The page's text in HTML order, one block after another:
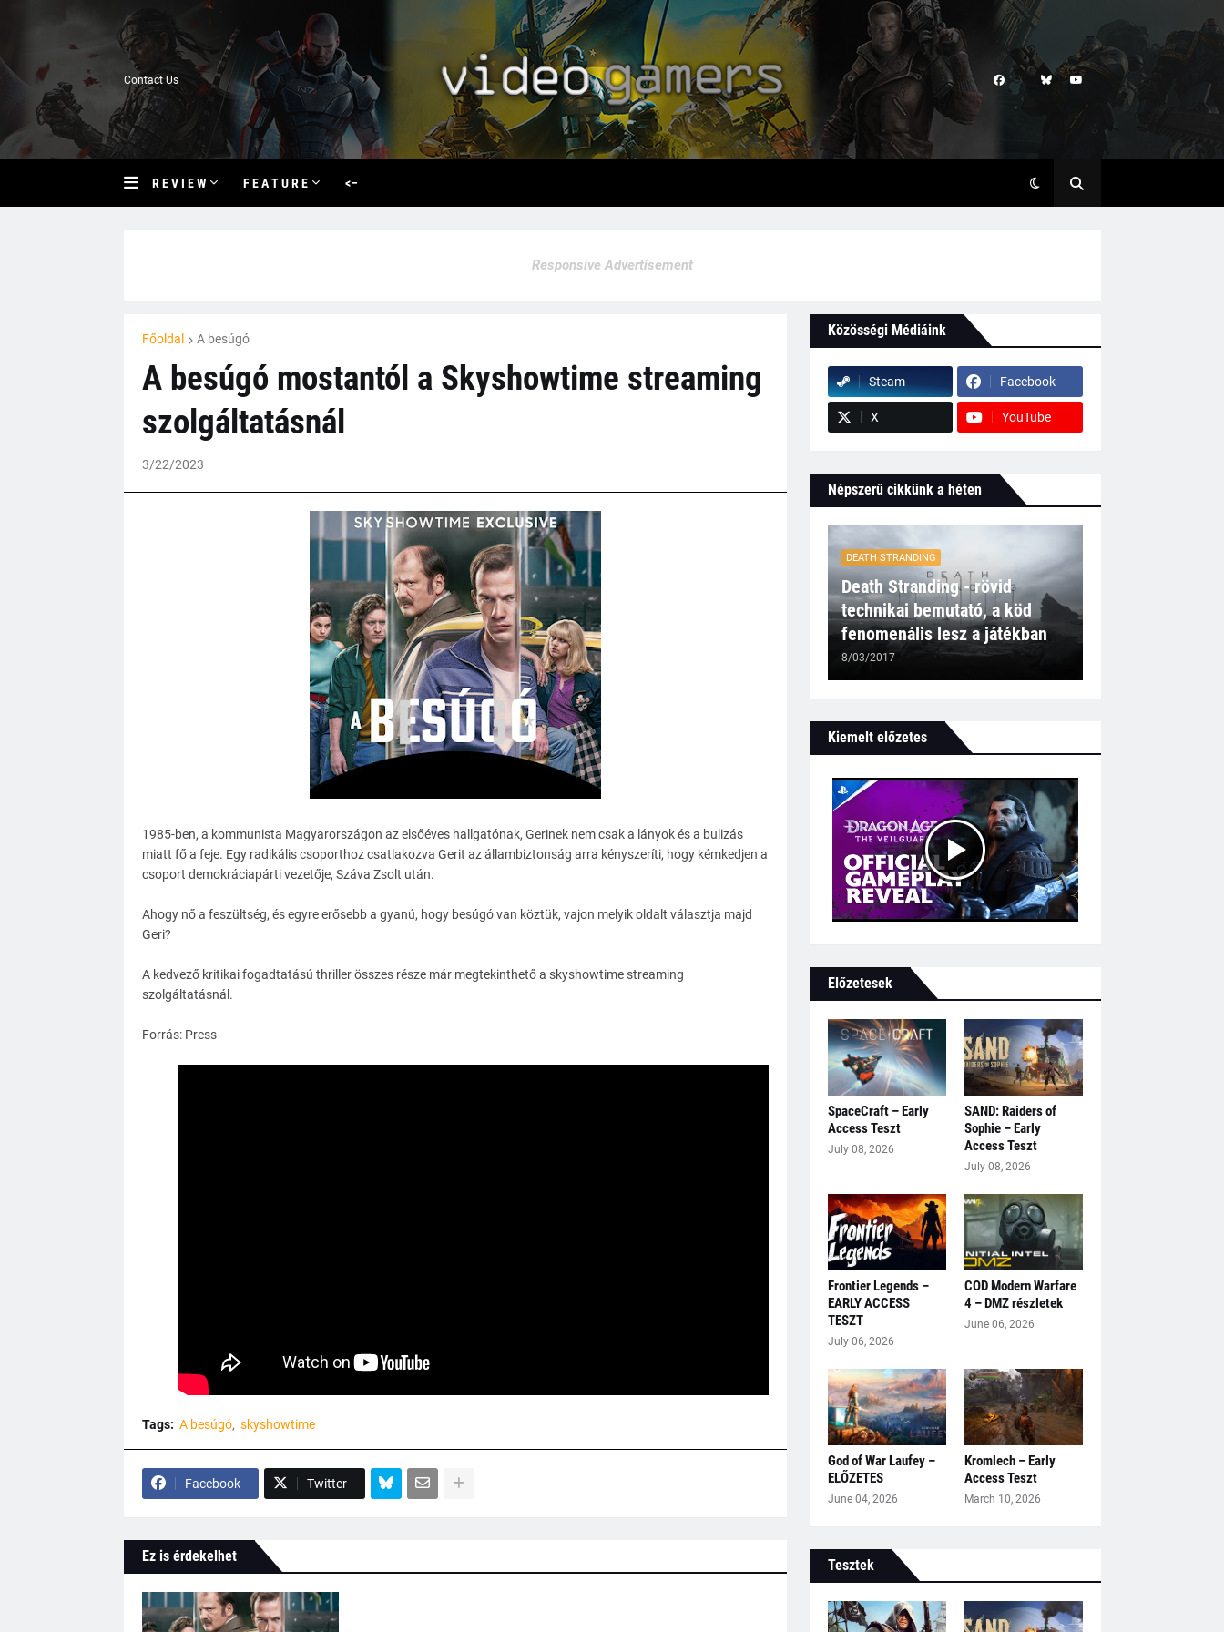
Contact Us
R E V I E W F E A T U R E <–
Responsive Advertisement
Főoldal A besúgó
A besúgó mostantól a Skyshowtime streaming
szolgáltatásnál
3/22/2023
1985-ben, a kommunista Magyarországon az elsőéves hallgatónak, Gerinek nem csak a lányok és a bulizás
miatt fő a feje. Egy radikális csoporthoz csatlakozva Gerit az állambiztonság arra kényszeríti, hogy kémkedjen a
csoport demokráciapárti vezetője, Száva Zsolt után.
Ahogy nő a feszültség, és egyre erősebb a gyanú, hogy besúgó van köztük, vajon melyik oldalt választja majd
Geri?
A kedvező kritikai fogadtatású thriller összes része már megtekinthető a skyshowtime streaming
szolgáltatásnál.
Forrás: Press
Tags: A besúgó skyshowtime
Facebook Twitter
Ez is érdekelhet
Közösségi Médiáink
Steam Facebook
X YouTube
Népszerű cikkünk a héten
DEATH STRANDING
Death Stranding - rövid
technikai bemutató, a köd
fenomenális lesz a játékban
8/03/2017
Kiemelt előzetes
Előzetesek
SpaceCraft – Early
Access Teszt
July 08, 2026
SAND: Raiders of
Sophie – Early
Access Teszt
July 08, 2026
Frontier Legends –
EARLY ACCESS
TESZT
July 06, 2026
COD Modern Warfare
4 – DMZ részletek
June 06, 2026
God of War Laufey –
ELŐZETES
June 04, 2026
Kromlech – Early
Access Teszt
March 10, 2026
Tesztek